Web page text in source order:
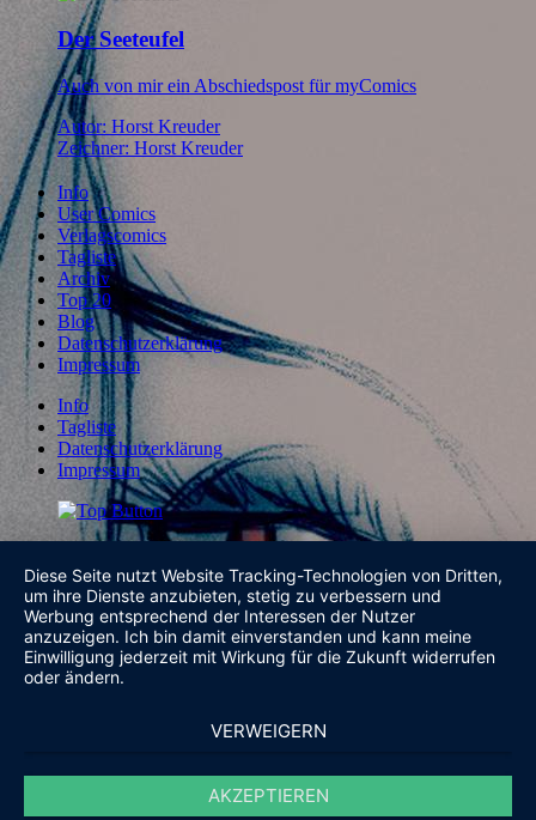
Der Seeteufel
Auch von mir ein Abschiedspost für myComics
Autor: Horst Kreuder
Zeichner: Horst Kreuder
Info
User Comics
Verlagscomics
Tagliste
Archiv
Top 20
Blog
Datenschutzerklärung
Impressum
Info
Tagliste
Datenschutzerklärung
Impressum
Diese Seite nutzt Website Tracking-Technologien von Dritten,
um ihre Dienste anzubieten, stetig zu verbessern und
Werbung entsprechend der Interessen der Nutzer
anzuzeigen. Ich bin damit einverstanden und kann meine
Einwilligung jederzeit mit Wirkung für die Zukunft widerrufen
oder ändern.
VERWEIGERN
AKZEPTIEREN